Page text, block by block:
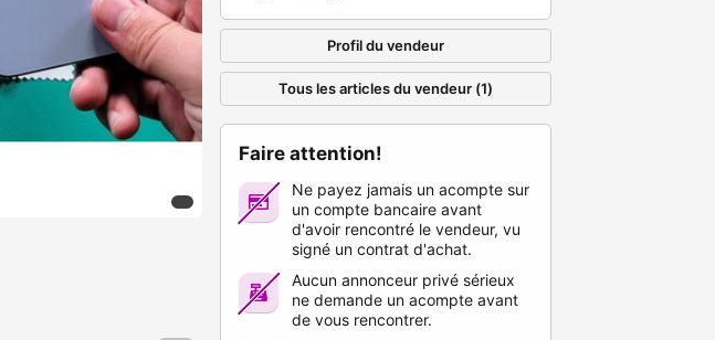
Profil du vendeur
Tous les articles du vendeur (1)
Faire attention!
Ne payez jamais un acompte sur
un compte bancaire avant
d'avoir rencontré le vendeur, vu
signé un contrat d'achat.
Aucun annonceur privé sérieux
ne demande un acompte avant
de vous rencontrer.